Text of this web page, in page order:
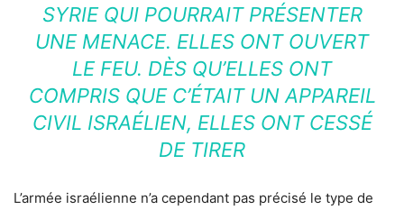
SYRIE QUI POURRAIT PRÉSENTER
UNE MENACE. ELLES ONT OUVERT
LE FEU. DÈS QU’ELLES ONT
COMPRIS QUE C’ÉTAIT UN APPAREIL
CIVIL ISRAÉLIEN, ELLES ONT CESSÉ
DE TIRER
L’armée israélienne n’a cependant pas précisé le type de